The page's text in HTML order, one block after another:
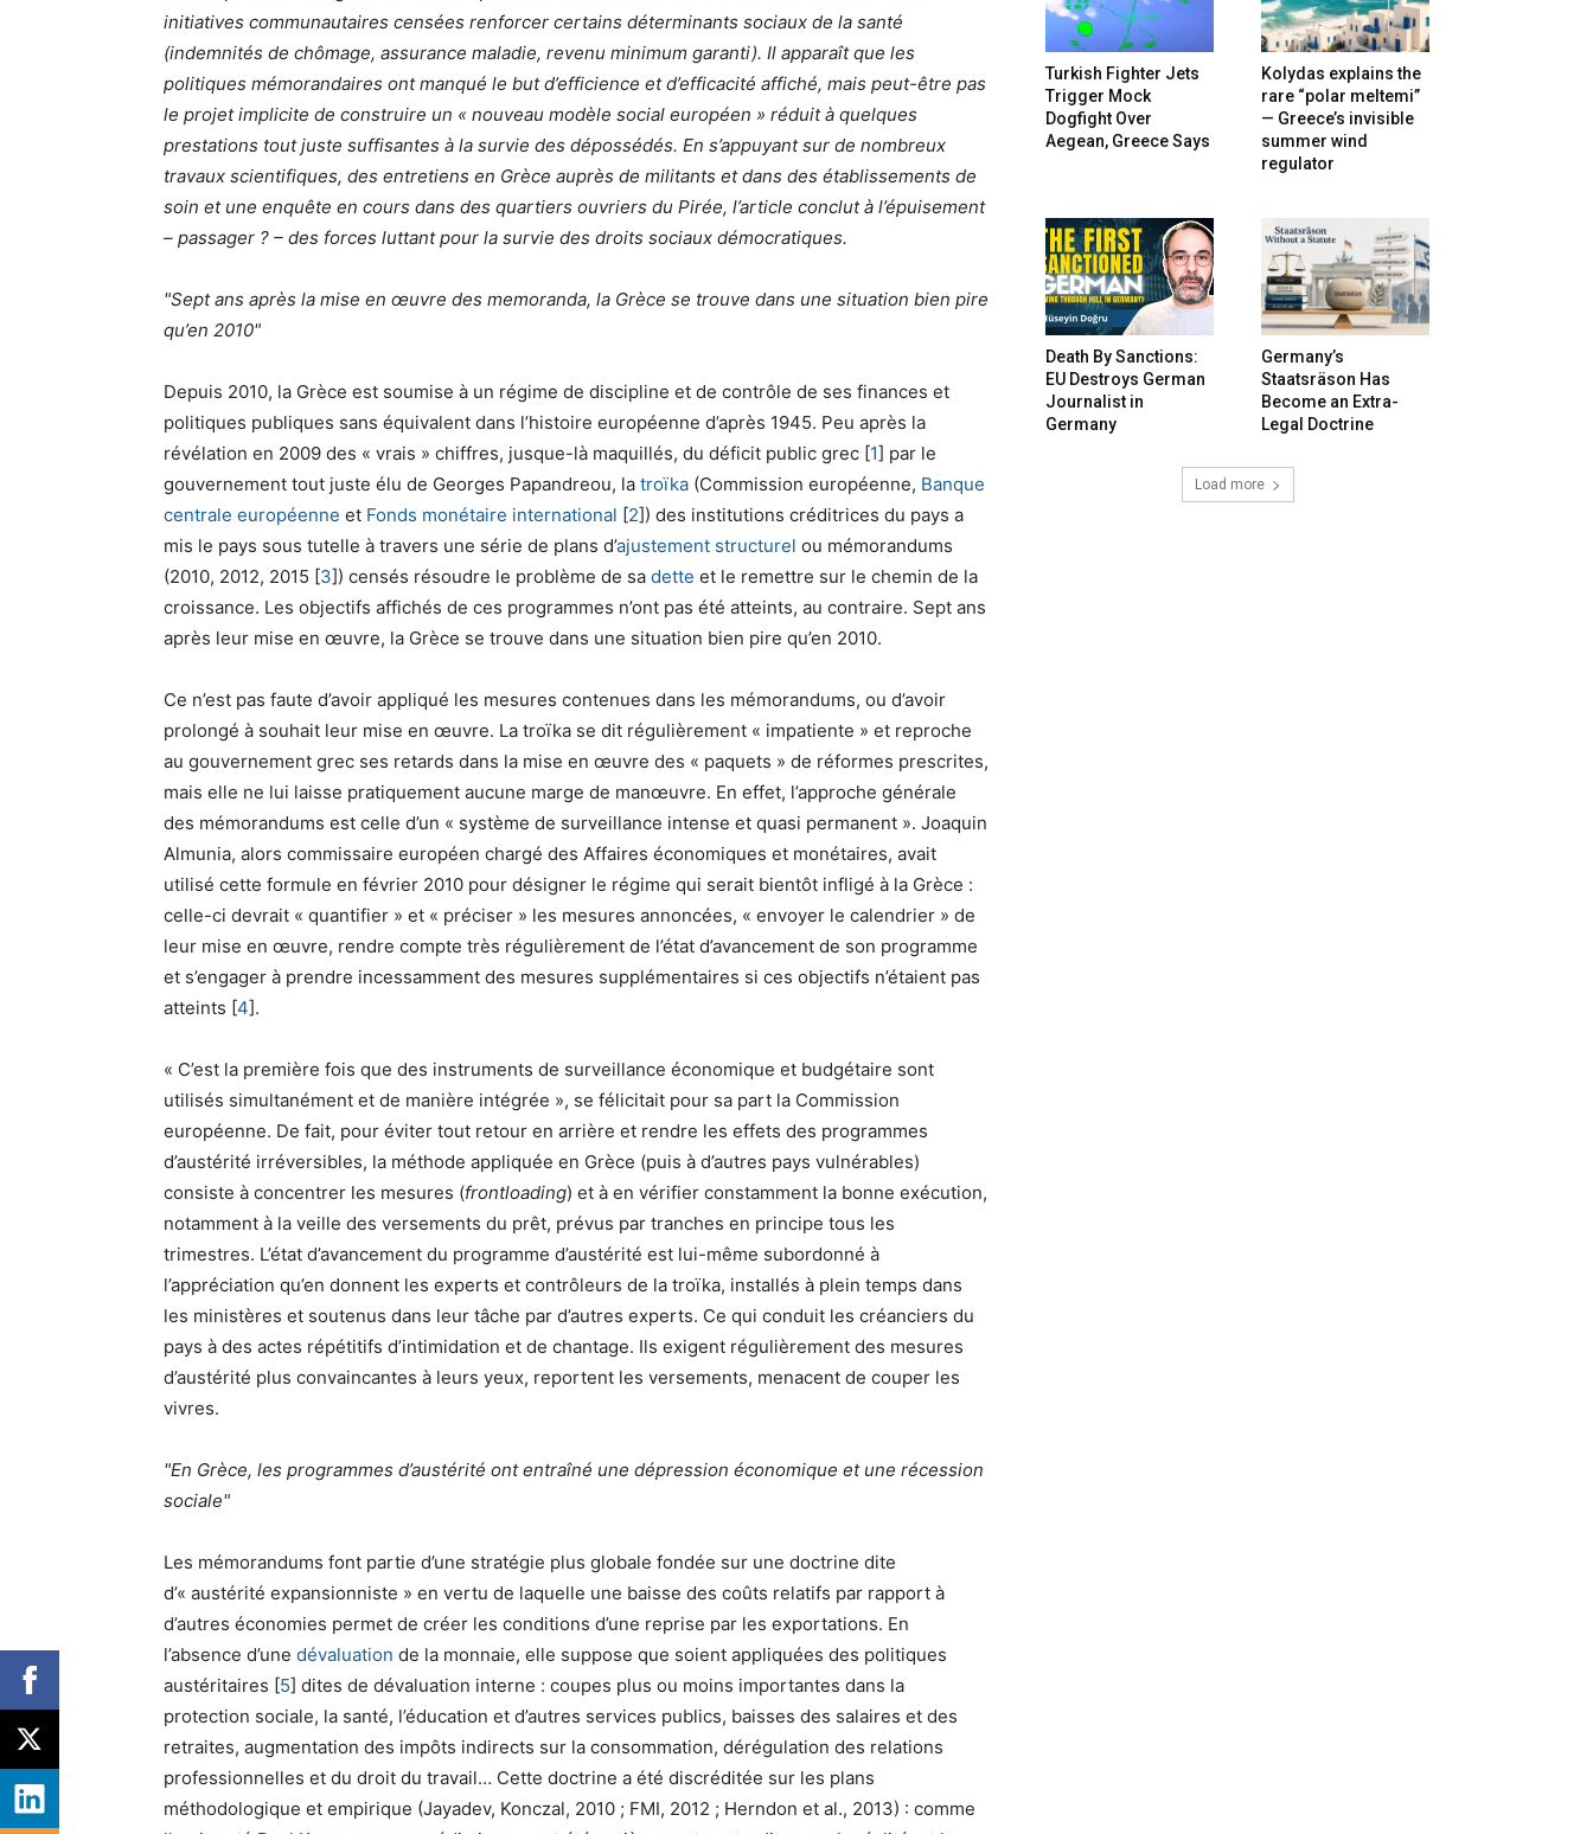
initiatives communautaires censées renforcer certains déterminants sociaux de la santé
(indemnités de chômage, assurance maladie, revenu minimum garanti). Il apparaît que les
politiques mémorandaires ont manqué le but d’efficience et d’efficacité affiché, mais peut-être pas
le projet implicite de construire un « nouveau modèle social européen » réduit à quelques
prestations tout juste suffisantes à la survie des dépossédés. En s’appuyant sur de nombreux
travaux scientifiques, des entretiens en Grèce auprès de militants et dans des établissements de
soin et une enquête en cours dans des quartiers ouvriers du Pirée, l’article conclut à l’épuisement
– passager ? – des forces luttant pour la survie des droits sociaux démocratiques.
Sept ans après la mise en œuvre des memoranda, la Grèce se trouve dans une situation bien pire
qu’en 2010
Depuis 2010, la Grèce est soumise à un régime de discipline et de contrôle de ses finances et
politiques publiques sans équivalent dans l’histoire européenne d’après 1945. Peu après la
révélation en 2009 des « vrais » chiffres, jusque-là maquillés, du déficit public grec [1] par le
gouvernement tout juste élu de Georges Papandreou, la troïka (Commission européenne, Banque
centrale européenne et Fonds monétaire international [2]) des institutions créditrices du pays a
mis le pays sous tutelle à travers une série de plans d’ajustement structurel ou mémorandums
(2010, 2012, 2015 [3]) censés résoudre le problème de sa dette et le remettre sur le chemin de la
croissance. Les objectifs affichés de ces programmes n’ont pas été atteints, au contraire. Sept ans
après leur mise en œuvre, la Grèce se trouve dans une situation bien pire qu’en 2010.
Ce n’est pas faute d’avoir appliqué les mesures contenues dans les mémorandums, ou d’avoir
prolongé à souhait leur mise en œuvre. La troïka se dit régulièrement « impatiente » et reproche
au gouvernement grec ses retards dans la mise en œuvre des « paquets » de réformes prescrites,
mais elle ne lui laisse pratiquement aucune marge de manœuvre. En effet, l’approche générale
des mémorandums est celle d’un « système de surveillance intense et quasi permanent ». Joaquin
Almunia, alors commissaire européen chargé des Affaires économiques et monétaires, avait
utilisé cette formule en février 2010 pour désigner le régime qui serait bientôt infligé à la Grèce :
celle-ci devrait « quantifier » et « préciser » les mesures annoncées, « envoyer le calendrier » de
leur mise en œuvre, rendre compte très régulièrement de l’état d’avancement de son programme
et s’engager à prendre incessamment des mesures supplémentaires si ces objectifs n’étaient pas
atteints [4].
« C’est la première fois que des instruments de surveillance économique et budgétaire sont
utilisés simultanément et de manière intégrée », se félicitait pour sa part la Commission
européenne. De fait, pour éviter tout retour en arrière et rendre les effets des programmes
d’austérité irréversibles, la méthode appliquée en Grèce (puis à d’autres pays vulnérables)
consiste à concentrer les mesures (frontloading) et à en vérifier constamment la bonne exécution,
notamment à la veille des versements du prêt, prévus par tranches en principe tous les
trimestres. L’état d’avancement du programme d’austérité est lui-même subordonné à
l’appréciation qu’en donnent les experts et contrôleurs de la troïka, installés à plein temps dans
les ministères et soutenus dans leur tâche par d’autres experts. Ce qui conduit les créanciers du
pays à des actes répétitifs d’intimidation et de chantage. Ils exigent régulièrement des mesures
d’austérité plus convaincantes à leurs yeux, reportent les versements, menacent de couper les
vivres.
En Grèce, les programmes d’austérité ont entraîné une dépression économique et une récession
sociale
Les mémorandums font partie d’une stratégie plus globale fondée sur une doctrine dite
d’« austérité expansionniste » en vertu de laquelle une baisse des coûts relatifs par rapport à
d’autres économies permet de créer les conditions d’une reprise par les exportations. En
l’absence d’une dévaluation de la monnaie, elle suppose que soient appliquées des politiques
austéritaires [5] dites de dévaluation interne : coupes plus ou moins importantes dans la
protection sociale, la santé, l’éducation et d’autres services publics, baisses des salaires et des
retraites, augmentation des impôts indirects sur la consommation, dérégulation des relations
professionnelles et du droit du travail… Cette doctrine a été discréditée sur les plans
méthodologique et empirique (Jayadev, Konczal, 2010 ; FMI, 2012 ; Herndon et al., 2013) : comme
Turkish Fighter Jets
Trigger Mock
Dogfight Over
Aegean, Greece Says
Kolydas explains the
rare “polar meltemi”
— Greece’s invisible
summer wind
regulator
Death By Sanctions:
EU Destroys German
Journalist in
Germany
Germany’s
Staatsräson Has
Become an Extra-
Legal Doctrine
Load more